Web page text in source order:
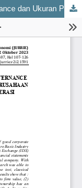
Pengaruh Mekanisme Good Corporate Governance dan Ukuran Perusahaan Terhadap Nilai Perusahaan dengan Kualitas Audit sebagai Pemoderasi